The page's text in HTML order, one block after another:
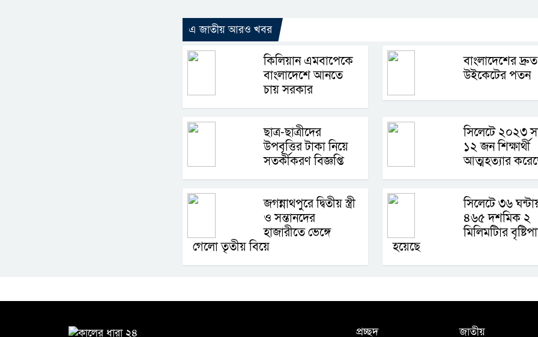
এ জাতীয় আরও খবর
কিলিয়ান এমবাপেকে
বাংলাদেশে আনতে
চায় সরকার
বাংলাদেশের
উইকেটের পতন
ছাত্র-ছাত্রীদের
উপবৃত্তির টাকা নিয়ে
সতর্কীকরণ বিজ্ঞপ্তি
সিলেটে ২০২৩
১২ জন শিক্ষার্থী
আত্মহত্যার
জগন্নাথপুরে দ্বিতীয় স্ত্রী
ও সন্তানদের
হাজারীতে ভেঙ্গে
গেলো তৃতীয় বিয়ে
সিলেটে ৩৬
৪৬৫ দশমিক ২
মিলিমটিার
হয়েছে
প্রচ্ছদ জাতীয়